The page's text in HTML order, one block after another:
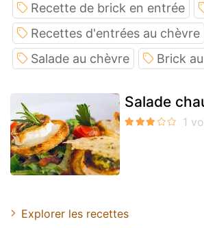
Recette de brick en entrée
Recettes d'entrées au chèvre
Salade au chèvre
Brick
Salade
Explorer les recettes